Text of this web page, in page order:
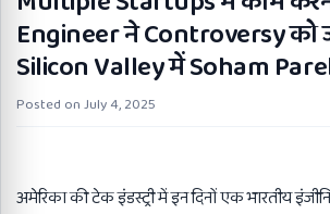
Engineer ने Controversy को
Silicon Valley में Soham
Posted onJuly 4, 2025
अमेरिका की टेक इंडस्ट्री में इन दिनों एक भारतीय